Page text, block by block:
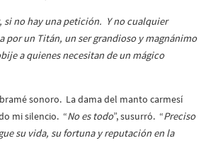
si no hay una petición. Y no cualquier
por un Titán, un ser grandioso y magnánimo
a quienes necesitan de un mágico
sonoro. La dama del manto carmesí
mi silencio. “No es todo”, susurró. “Preciso
su vida, su fortuna y reputación en la